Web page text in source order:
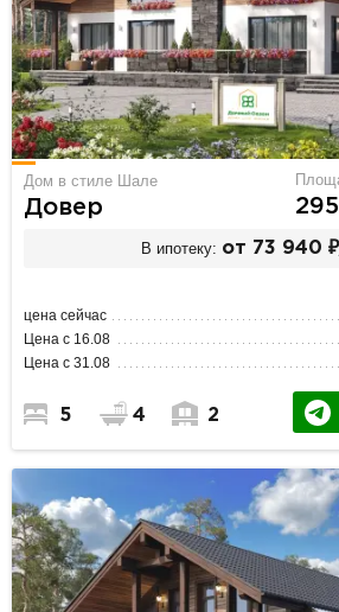
Дом в стиле Шале
Довер
В ипотеку: от 73 940
цена сейчас
Цена с 16.08
Цена с 31.08
5 4 2